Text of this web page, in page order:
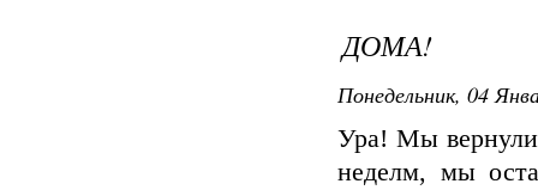
ДОМА!
Понедельник, 04
Ура! Мы
неделм, мы